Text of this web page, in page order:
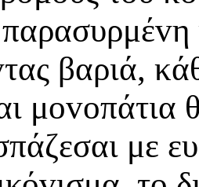
βαριά,
μovoπάτια
με